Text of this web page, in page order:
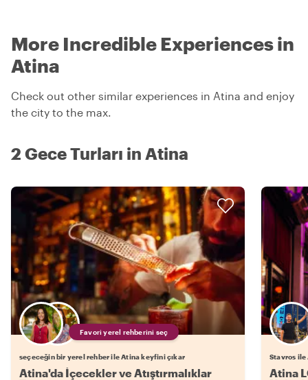
More Incredible Experiences in
Atina
Check out other similar experiences in Atina and enjoy
the city to the max.
2 Gece Turları in Atina
Favori yerel rehberini seç
seçeceğin bir yerel rehber ile Atina keyfini çıkar
Atina'da İçecekler ve Atıştırmalıklar
Stavros ile
Atina